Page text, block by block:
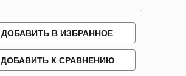
ДОБАВИТЬ В ИЗБРАННОЕ
ДОБАВИТЬ К СРАВНЕНИЮ